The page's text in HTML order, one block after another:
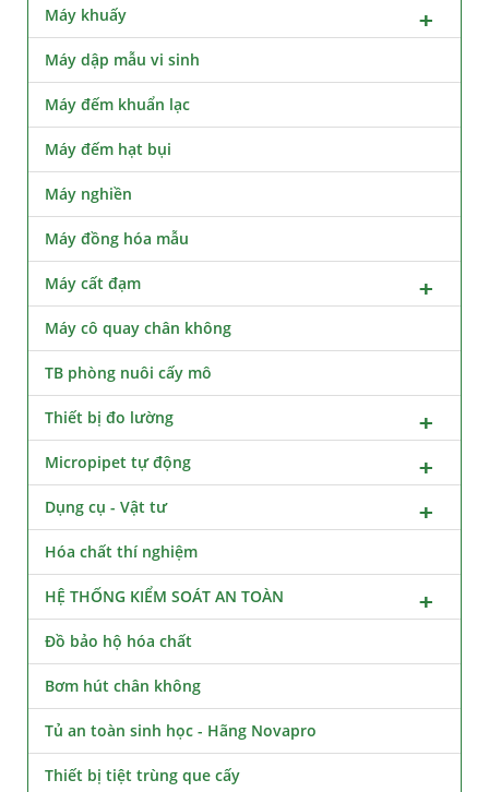
Máy khuấy
Máy dập mẫu vi sinh
Máy đếm khuẩn lạc
Máy đếm hạt bụi
Máy nghiền
Máy đồng hóa mẫu
Máy cất đạm
Máy cô quay chân không
TB phòng nuôi cấy mô
Thiết bị đo lường
Micropipet tự động
Dụng cụ - Vật tư
Hóa chất thí nghiệm
HỆ THỐNG KIỂM SOÁT AN TOÀN
Đồ bảo hộ hóa chất
Bơm hút chân không
Tủ an toàn sinh học - Hãng Novapro
Thiết bị tiệt trùng que cấy